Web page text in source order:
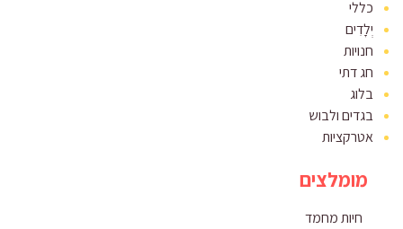
כללי
יְלָדִים
חנויות
חג דתי
בלוג
בגדים ולבוש
אטרקציות
מומלצים
חיות מחמד